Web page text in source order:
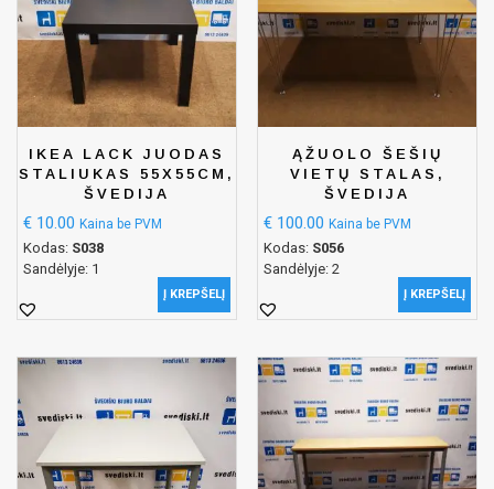
IKEA LACK JUODAS
STALIUKAS 55X55CM,
ŠVEDIJA
€ 10.00 Kaina be PVM
Kodas: S038
Sandėlyje: 1
Į KREPŠELĮ
ĄŽUOLO ŠEŠIŲ
VIETŲ STALAS,
ŠVEDIJA
€ 100.00 Kaina be PVM
Kodas: S056
Sandėlyje: 2
Į KREPŠELĮ